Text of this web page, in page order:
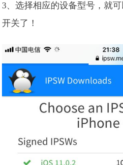
3、选择相应的设备型号，就
开关了！